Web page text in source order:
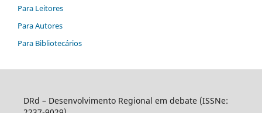
Para Leitores
Para Autores
Para Bibliotecários
DRd – Desenvolvimento Regional em debate (ISSNe: